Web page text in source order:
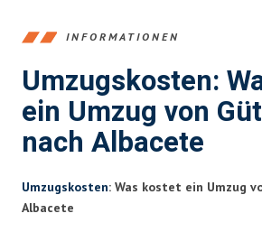
INFORMATIONEN
Umzugskosten:
ein Umzug von
nach Albacete
Umzugskosten: Was kostet ein Umzug
Albacete